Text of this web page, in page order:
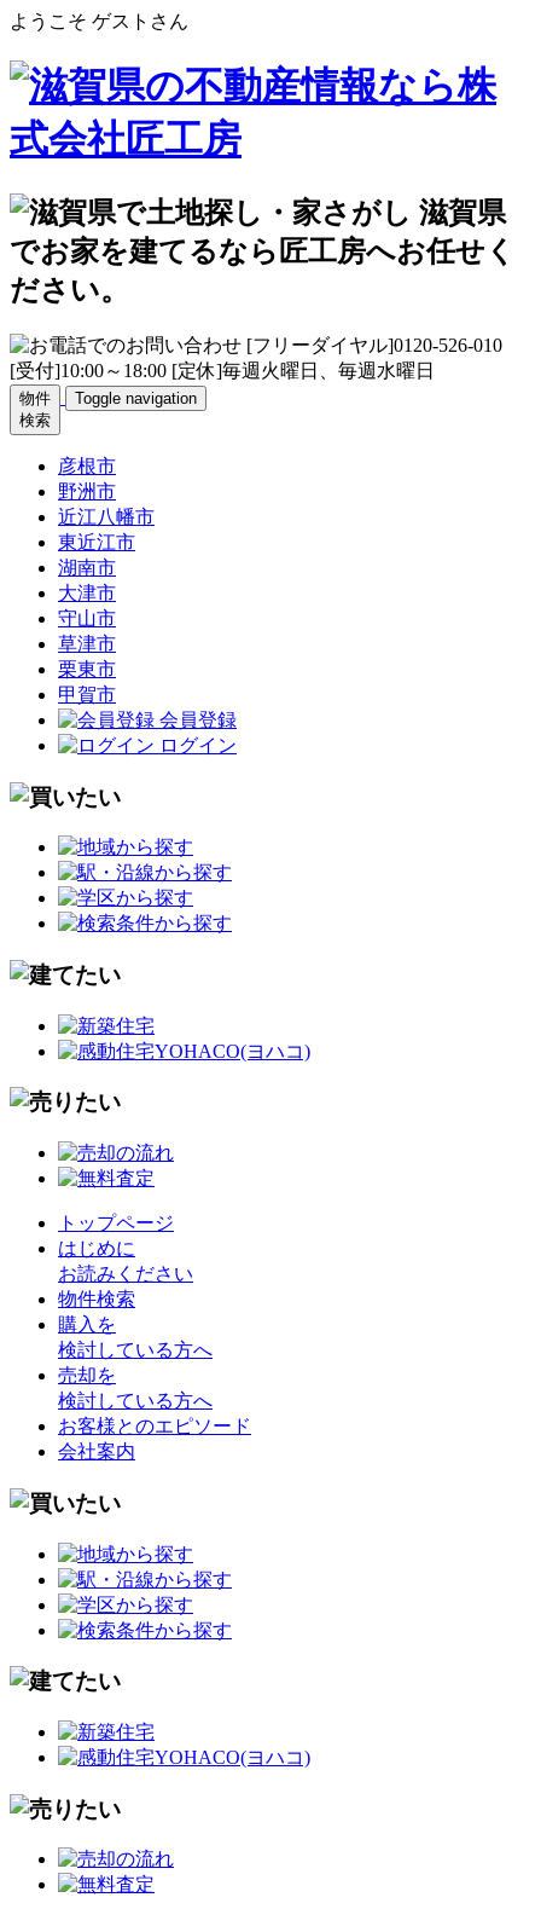
ようこそ ゲストさん
物件
検索
Toggle navigation
彦根市
野洲市
近江八幡市
東近江市
湖南市
大津市
守山市
草津市
栗東市
甲賀市
会員登録
ログイン
トップページ
はじめに
お読みください
物件検索
購入を
検討している方へ
売却を
検討している方へ
お客様とのエピソード
会社案内